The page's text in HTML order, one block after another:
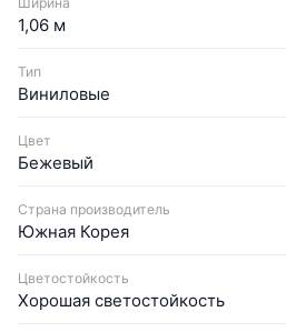
1,06 м
Тип
Виниловые
Цвет
Бежевый
Страна производитель
Южная Корея
Цветостойкость
Хорошая светостойкость